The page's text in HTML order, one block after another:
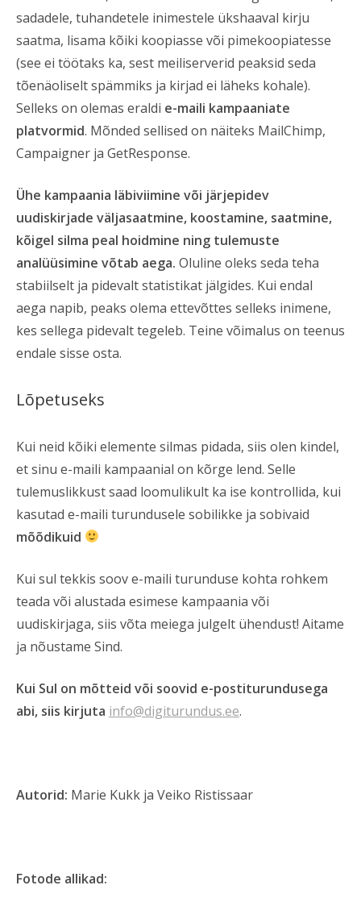
sadadele, tuhandetele inimestele ükshaaval kirju
saatma, lisama kõiki koopiasse või pimekoopiatesse
(see ei töötaks ka, sest meiliserverid peaksid seda
tõenäoliselt spämmiks ja kirjad ei läheks kohale).
Selleks on olemas eraldi e-maili kampaaniate
platvormid. Mõnded sellised on näiteks MailChimp,
Campaigner ja GetResponse.
Ühe kampaania läbiviimine või järjepidev
uudiskirjade väljasaatmine, koostamine, saatmine,
kõigel silma peal hoidmine ning tulemuste
analüüsimine võtab aega. Oluline oleks seda teha
stabiilselt ja pidevalt statistikat jälgides. Kui endal
aega napib, peaks olema ettevõttes selleks inimene,
kes sellega pidevalt tegeleb. Teine võimalus on teenus
endale sisse osta.
Lõpetuseks
Kui neid kõiki elemente silmas pidada, siis olen kindel,
et sinu e-maili kampaanial on kõrge lend. Selle
tulemuslikkust saad loomulikult ka ise kontrollida, kui
kasutad e-maili turundusele sobilikke ja sobivaid
mõõdikuid
Kui sul tekkis soov e-maili turunduse kohta rohkem
teada või alustada esimese kampaania või
uudiskirjaga, siis võta meiega julgelt ühendust! Aitame
ja nõustame Sind.
Kui Sul on mõtteid või soovid e-postiturundusega
abi, siis kirjuta info@digiturundus.ee.
Autorid: Marie Kukk ja Veiko Ristissaar
Fotode allikad: